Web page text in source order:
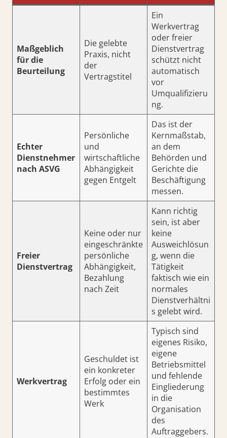
Maßgeblich
für die
Beurteilung
Die gelebte
Praxis, nicht
der
Vertragstitel
Ein
Werkvertrag
oder freier
Dienstvertrag
schützt nicht
automatisch
vor
Umqualifizieru
ng.
Echter
Dienstnehmer
nach ASVG
Persönliche
und
wirtschaftliche
Abhängigkeit
gegen Entgelt
Das ist der
Kernmaßstab,
an dem
Behörden und
Gerichte die
Beschäftigung
messen.
Freier
Dienstvertrag
Keine oder nur
eingeschränkte
persönliche
Abhängigkeit,
Bezahlung
nach Zeit
Kann richtig
sein, ist aber
keine
Ausweichlösun
g, wenn die
Tätigkeit
faktisch wie ein
normales
Dienstverhältni
s gelebt wird.
Werkvertrag
Geschuldet ist
ein konkreter
Erfolg oder ein
bestimmtes
Werk
Typisch sind
eigenes Risiko,
eigene
Betriebsmittel
und fehlende
Eingliederung
in die
Organisation
des
Auftraggebers.